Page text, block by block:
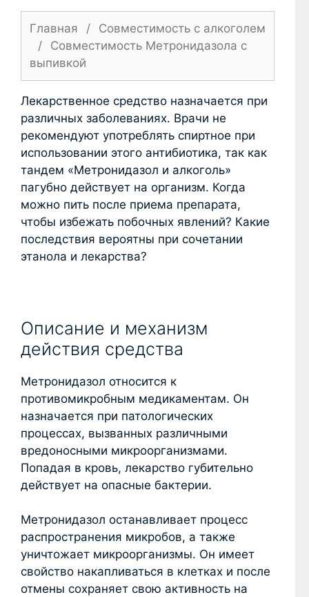
Главная /
Совместимость с алкоголем
/
Совместимость Метронидазола с
выпивкой
Лекарственное средство назначается при
различных заболеваниях. Врачи не
рекомендуют употреблять спиртное при
использовании этого антибиотика, так как
тандем «Метронидазол и алкоголь»
пагубно действует на организм. Когда
можно пить после приема препарата,
чтобы избежать побочных явлений? Какие
последствия вероятны при сочетании
этанола и лекарства?
Описание и механизм
действия средства
Метронидазол относится к
противомикробным медикаментам. Он
назначается при патологических
процессах, вызванных различными
вредоносными микроорганизмами.
Попадая в кровь, лекарство губительно
действует на опасные бактерии.
Метронидазол останавливает процесс
распространения микробов, а также
уничтожает микроорганизмы. Он имеет
свойство накапливаться в клетках и после
отмены сохраняет свою активность на